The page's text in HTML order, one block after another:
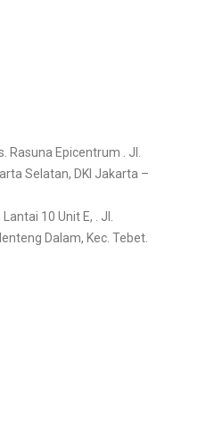
Rasuna Epicentrum . Jl.
Selatan, DKI Jakarta –
10 Unit E, . Jl.
Dalam, Kec. Tebet.